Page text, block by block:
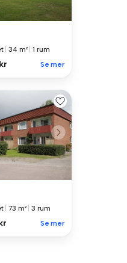
|34 m² |1 rum
Se mer
|73 m² |3 rum
Se mer